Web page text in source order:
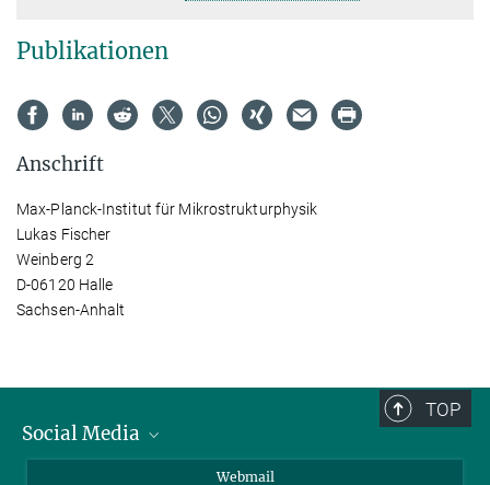
Publikationen
Anschrift
Max-Planck-Institut für Mikrostrukturphysik
Lukas Fischer
Weinberg 2
D-06120 Halle
Sachsen-Anhalt
TOP
Social Media
Webmail